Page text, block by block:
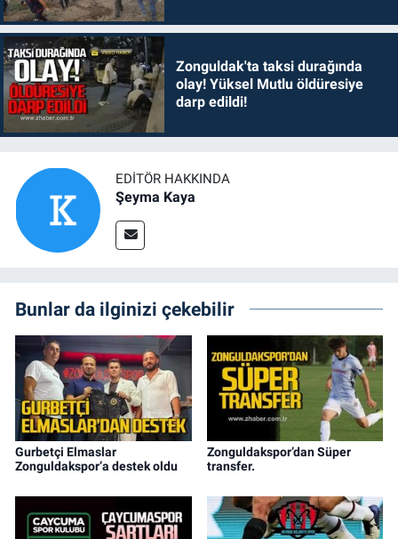
Zonguldak'ta taksi durağında
olay! Yüksel Mutlu öldüresiye
darp edildi!
EDITÖR HAKKINDA
Şeyma Kaya
Bunlar da ilginizi çekebilir
Gurbetçi Elmaslar
Zonguldakspor’a destek oldu
Zonguldakspor’dan Süper
transfer.